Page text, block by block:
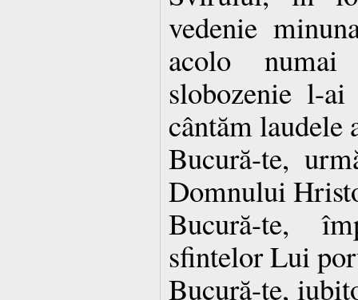
vedenie
acolo
slobozenie l-
cântăm laudele
Bucură-te,
Domnului
Bucură-te,
sfintelor Lui
Bucură-te,